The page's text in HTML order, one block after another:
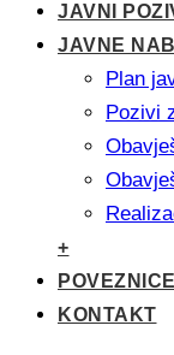
JAVNI
JAVNE
Plan
Pozivi
+
POVEZNICE
KONTAKT